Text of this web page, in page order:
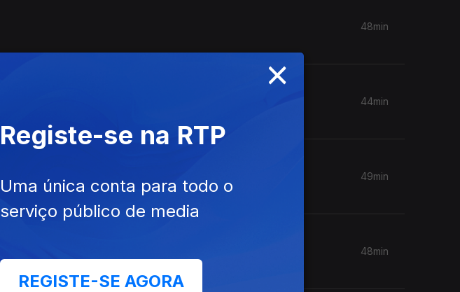
48min
44min
49min
48min
×
Registe-se na RTP
Uma única conta para todo o
serviço público de media
REGISTE-SE AGORA